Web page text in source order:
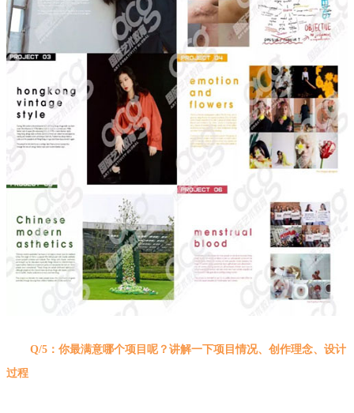
Q/5：你最满意哪个项目呢？讲解一下项目情况、创作理念、设计
过程